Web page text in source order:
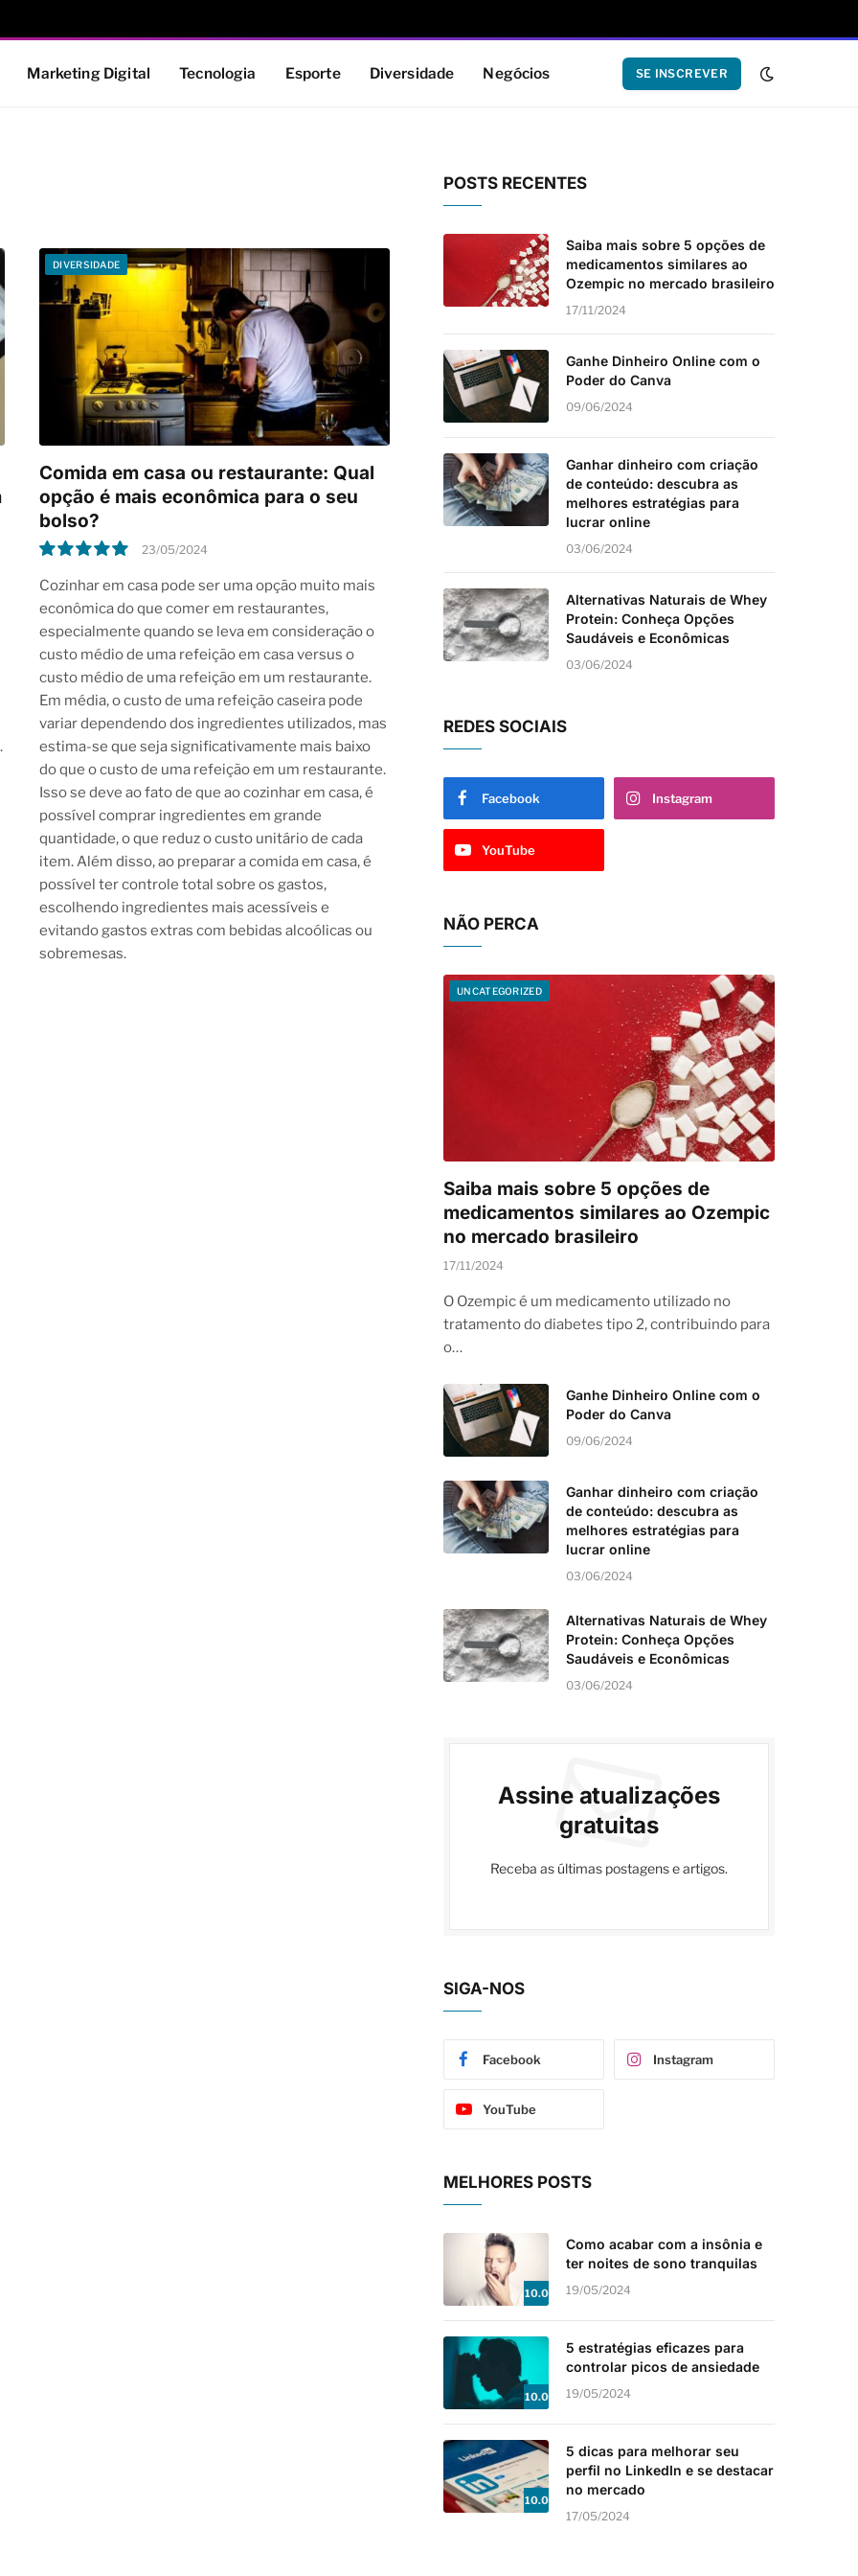
Marketing Digital Tecnologia Esporte Diversidade Negócios SE INSCREVER
DIVERSIDADE
Comida em casa ou restaurante: Qual
opção é mais econômica para o seu
bolso?
10.0
23/05/2024
Cozinhar em casa pode ser uma opção muito mais
econômica do que comer em restaurantes,
especialmente quando se leva em consideração o
custo médio de uma refeição em casa versus o
custo médio de uma refeição em um restaurante.
Em média, o custo de uma refeição caseira pode
variar dependendo dos ingredientes utilizados, mas
estima-se que seja significativamente mais baixo
do que o custo de uma refeição em um restaurante.
Isso se deve ao fato de que ao cozinhar em casa, é
possível comprar ingredientes em grande
quantidade, o que reduz o custo unitário de cada
item. Além disso, ao preparar a comida em casa, é
possível ter controle total sobre os gastos,
escolhendo ingredientes mais acessíveis e
evitando gastos extras com bebidas alcoólicas ou
sobremesas.
POSTS RECENTES
Saiba mais sobre 5 opções de
medicamentos similares ao
Ozempic no mercado brasileiro
17/11/2024
Ganhe Dinheiro Online com o
Poder do Canva
09/06/2024
Ganhar dinheiro com criação
de conteúdo: descubra as
melhores estratégias para
lucrar online
03/06/2024
Alternativas Naturais de Whey
Protein: Conheça Opções
Saudáveis e Econômicas
03/06/2024
REDES SOCIAIS
Facebook Instagram
YouTube
NÃO PERCA
UNCATEGORIZED
Saiba mais sobre 5 opções de
medicamentos similares ao Ozempic
no mercado brasileiro
17/11/2024
O Ozempic é um medicamento utilizado no
tratamento do diabetes tipo 2, contribuindo para
o…
Ganhe Dinheiro Online com o
Poder do Canva
09/06/2024
Ganhar dinheiro com criação
de conteúdo: descubra as
melhores estratégias para
lucrar online
03/06/2024
Alternativas Naturais de Whey
Protein: Conheça Opções
Saudáveis e Econômicas
03/06/2024
Assine atualizações
gratuitas
Receba as últimas postagens e artigos.
SIGA-NOS
Facebook Instagram
YouTube
MELHORES POSTS
10.0
Como acabar com a insônia e
ter noites de sono tranquilas
19/05/2024
10.0
5 estratégias eficazes para
controlar picos de ansiedade
19/05/2024
10.0
5 dicas para melhorar seu
perfil no LinkedIn e se destacar
no mercado
17/05/2024